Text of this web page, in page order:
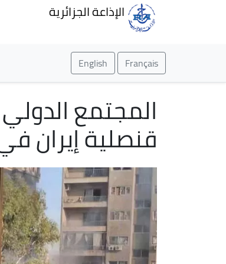
الإذاعة الجزائرية
Français
English
المجتمع
قنصلية إيران